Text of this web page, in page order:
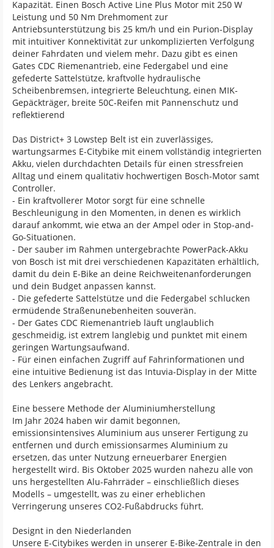
Kapazität. Einen Bosch Active Line Plus Motor mit 250 W
Leistung und 50 Nm Drehmoment zur
Antriebsunterstützung bis 25 km/h und ein Purion-Display
mit intuitiver Konnektivität zur unkomplizierten Verfolgung
deiner Fahrdaten und vielem mehr. Dazu gibt es einen
Gates CDC Riemenantrieb, eine Federgabel und eine
gefederte Sattelstütze, kraftvolle hydraulische
Scheibenbremsen, integrierte Beleuchtung, einen MIK-
Gepäckträger, breite 50C-Reifen mit Pannenschutz und
reflektierend
Das District+ 3 Lowstep Belt ist ein zuverlässiges,
wartungsarmes E-Citybike mit einem vollständig integrierten
Akku, vielen durchdachten Details für einen stressfreien
Alltag und einem qualitativ hochwertigen Bosch-Motor samt
Controller.
- Ein kraftvollerer Motor sorgt für eine schnelle
Beschleunigung in den Momenten, in denen es wirklich
darauf ankommt, wie etwa an der Ampel oder in Stop-and-
Go-Situationen.
- Der sauber im Rahmen untergebrachte PowerPack-Akku
von Bosch ist mit drei verschiedenen Kapazitäten erhältlich,
damit du dein E-Bike an deine Reichweitenanforderungen
und dein Budget anpassen kannst.
- Die gefederte Sattelstütze und die Federgabel schlucken
ermüdende Straßenunebenheiten souverän.
- Der Gates CDC Riemenantrieb läuft unglaublich
geschmeidig, ist extrem langlebig und punktet mit einem
geringen Wartungsaufwand.
- Für einen einfachen Zugriff auf Fahrinformationen und
eine intuitive Bedienung ist das Intuvia-Display in der Mitte
des Lenkers angebracht.
Eine bessere Methode der Aluminiumherstellung
Im Jahr 2024 haben wir damit begonnen,
emissionsintensives Aluminium aus unserer Fertigung zu
entfernen und durch emissionsarmes Aluminium zu
ersetzen, das unter Nutzung erneuerbarer Energien
hergestellt wird. Bis Oktober 2025 wurden nahezu alle von
uns hergestellten Alu-Fahrräder – einschließlich dieses
Modells – umgestellt, was zu einer erheblichen
Verringerung unseres CO2-Fußabdrucks führt.
Designt in den Niederlanden
Unsere E-Citybikes werden in unserer E-Bike-Zentrale in den